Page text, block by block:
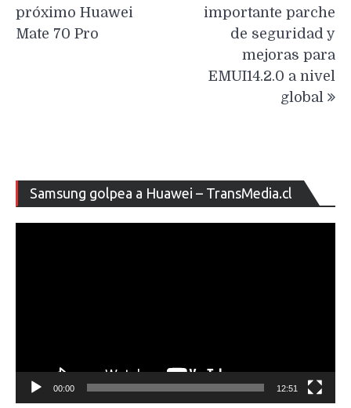
próximo Huawei
Mate 70 Pro
importante parche
de seguridad y
mejoras para
EMUI14.2.0 a nivel
global
Samsung golpea a Huawei – TransMedia.cl
de
00:00 12:51